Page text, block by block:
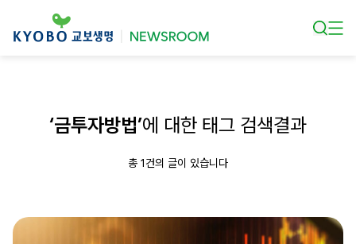
‘금투자방법’에 대한 태그 검색결과
총 1건의 글이 있습니다